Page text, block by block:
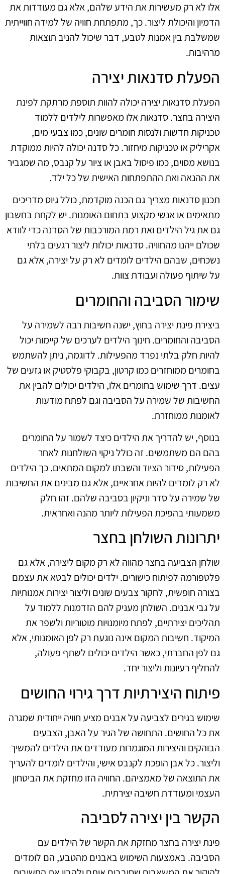
אלו לא רק מעשירות את הידע שלהם, אלא גם מעודדות את
הדמיון והיכולת ליצור. כך, מתפתחת חוויה של למידה חווייתית
שמשלבת בין אמנות לטבע, דבר שיכול להניב תוצאות
מרהיבות.
הפעלת סדנאות יצירה
הפעלת סדנאות יצירה יכולה להוות תוספת מרתקת לפינת
היצירה בחצר. סדנאות אלו מאפשרות לילדים ללמוד
טכניקות חדשות ולנסות חומרים שונים, כמו צבעי מים,
אקריליק או טכניקות מיחזור. כל סדנה יכולה להיות ממוקדת
בנושא מסוים, כמו פיסול באבן או ציור על קנבס, מה שמגביר
את ההנאה ואת ההתפתחות האישית של כל ילד.
תכנון סדנאות מצריך גם הכנה מוקדמת, כולל גיוס מדריכים
מתאימים או אנשי מקצוע בתחום האומנות. יש לקחת בחשבון
גם את גיל הילדים ואת רמת המורכבות של הסדנה כדי לוודא
שכולם ייהנו מהחוויה. סדנאות יכולות ליצור רגעים בלתי
נשכחים, שבהם הילדים לומדים לא רק על יצירה, אלא גם
על שיתוף פעולה ועבודת צוות.
שימור הסביבה והחומרים
ביצירת פינת יצירה בחוץ, ישנה חשיבות רבה לשמירה על
הסביבה והחומרים. חינוך הילדים לערכים של קיימות יכול
להיות חלק בלתי נפרד מהפעילות. לדוגמה, ניתן להשתמש
בחומרים ממוחזרים כמו קרטון, בקבוקי פלסטיק או גזעים של
עצים. דרך שימוש בחומרים אלו, הילדים יכולים להבין את
החשיבות של שמירה על הסביבה וגם לפתח מודעות
לאומנות ממוחזרת.
בנוסף, יש להדריך את הילדים כיצד לשמור על החומרים
בהם הם משתמשים. זה כולל ניקוי השולחנות לאחר
הפעילות, סידור הציוד והשבתו למקום המתאים. כך הילדים
לא רק לומדים להיות אחראיים, אלא גם מבינים את החשיבות
של שמירה על סדר וניקיון בסביבה שלהם. זהו חלק
משמעותי בהפיכת הפעילות ליותר מהנה ואחראית.
יתרונות השולחן בחצר
שולחן הצביעה בחצר מהווה לא רק מקום ליצירה, אלא גם
פלטפורמה לפיתוח כישורים. ילדים יכולים לבטא את עצמם
בצורה חופשית, לחקור צבעים שונים וליצור יצירות אמנותיות
על גבי אבנים. השולחן מעניק להם הזדמנות ללמוד על
תהליכים יצירתיים, לפתח מיומנויות מוטוריות ולשפר את
המיקוד. חשיבות המקום אינה נוגעת רק לפן האומנותי, אלא
גם לפן החברתי, כאשר הילדים יכולים לשתף פעולה,
להחליף רעיונות וליצור יחד.
פיתוח היצירתיות דרך גירוי החושים
שימוש בגירים לצביעה על אבנים מציע חוויה ייחודית שמגרה
את כל החושים. התחושה של הגיר על האבן, הצבעים
הבוהקים והיצירות המוגמרות מעודדים את הילדים להמשיך
וליצור. כל אבן הופכת לקנבס אישי, והילדים לומדים להעריך
את התוצאה של מאמציהם. החוויה הזו מחזקת את הביטחון
העצמי ומעודדת חשיבה יצירתית.
הקשר בין יצירה לסביבה
פינת יצירה בחצר מחזקת את הקשר של הילדים עם
הסביבה. באמצעות השימוש באבנים מהטבע, הם לומדים